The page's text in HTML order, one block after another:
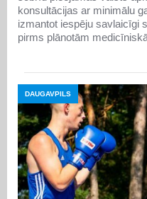
konsultācijas ar minimālu
izmantot iespēju savlaicīgi
pirms plānotām
DAUGAVPILS